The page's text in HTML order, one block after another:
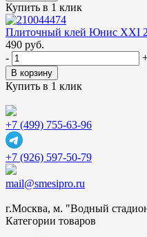
Купить в 1 клик
Плиточный клей Юнис XXI
490 руб.
-
В корзину
Купить в 1 клик
+7 (499) 755-63-96
+7 (926) 597-50-79
mail@smesipro.ru
г.Москва, м. "Водный
Категории товаров